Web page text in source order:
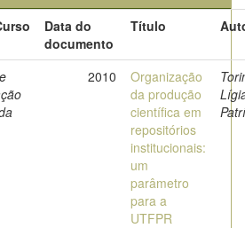
Data do
documento
Título
2010
Organização
da produção
científica em
repositórios
institucionais:
um
parâmetro
para a
UTFPR